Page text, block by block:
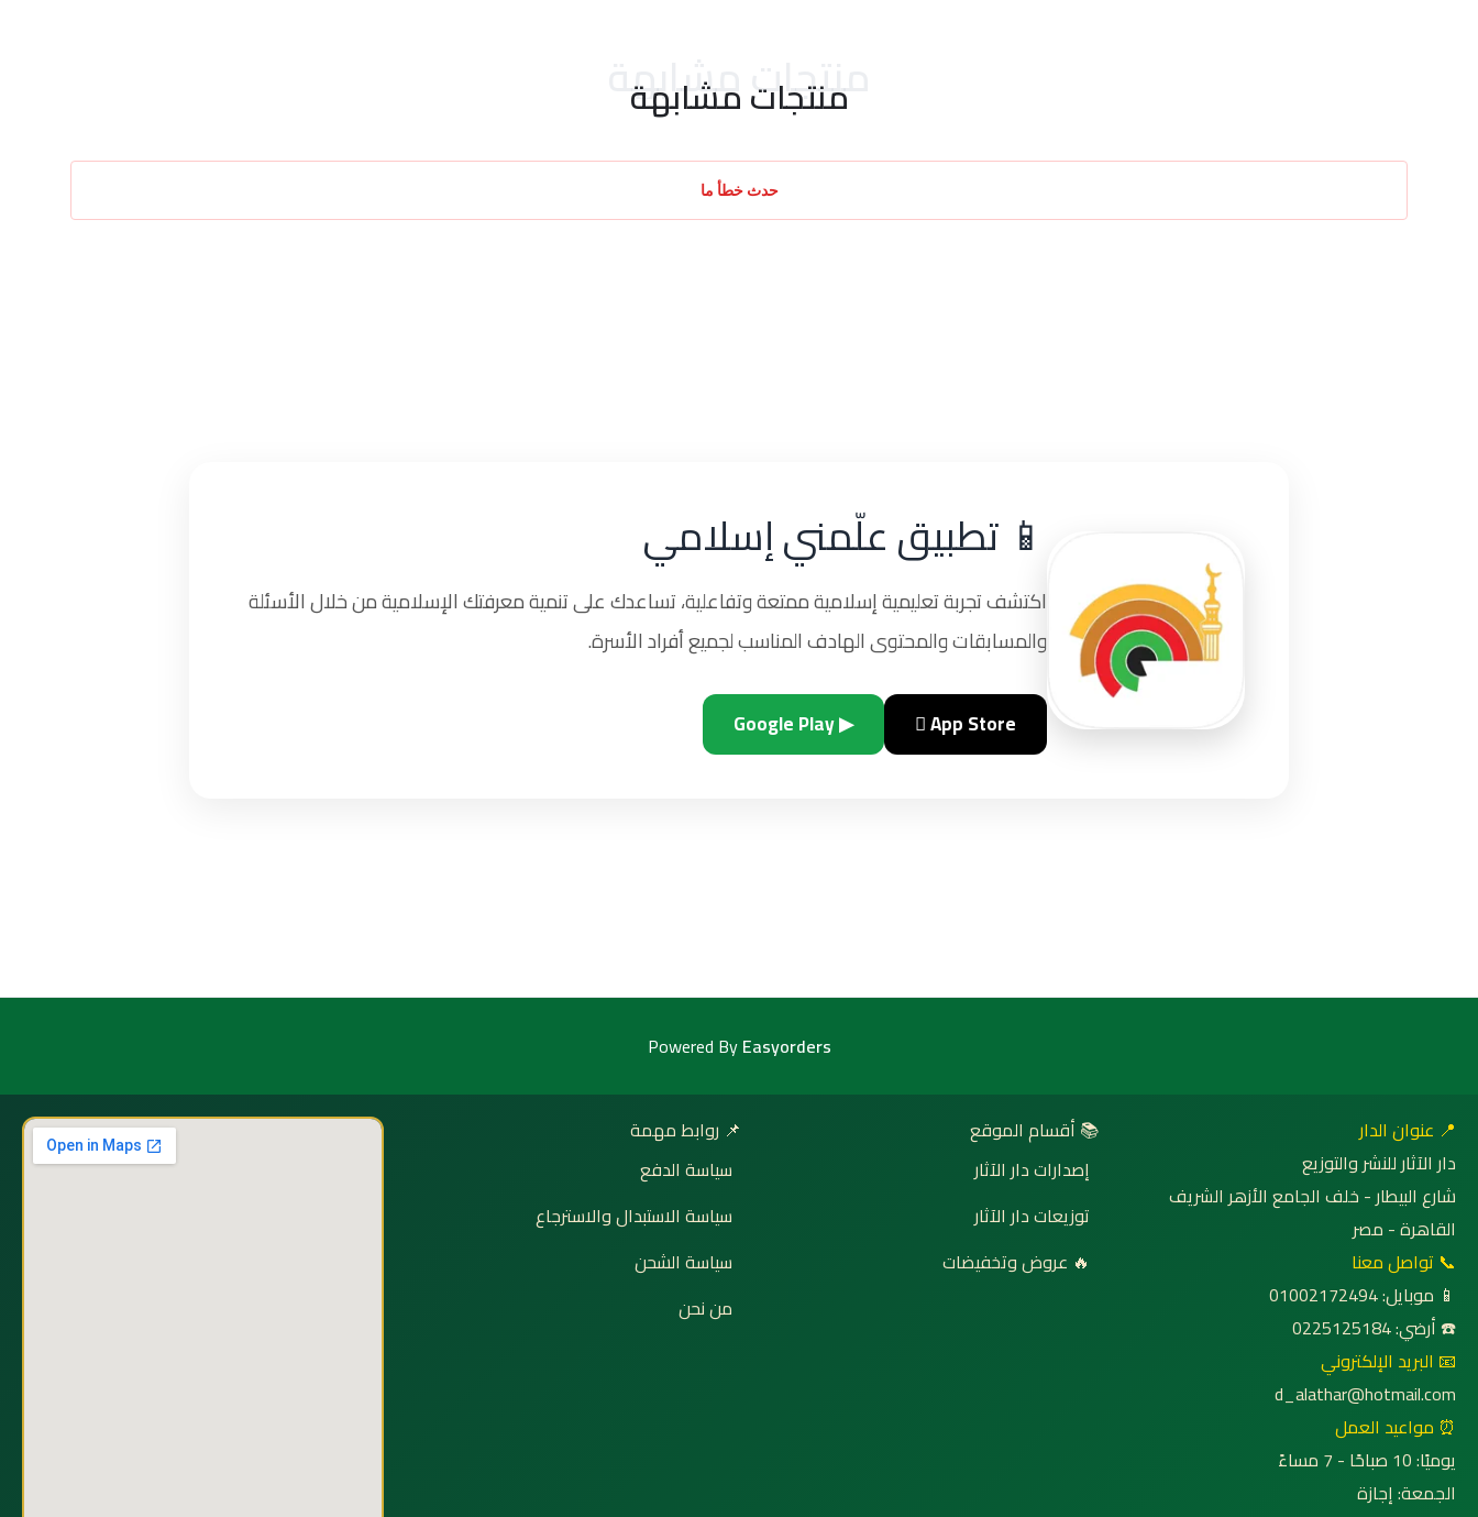
منتجات مشابهة
منتجات مشابهة
حدث خطأ ما
📱 تطبيق علّمني إسلامي
اكتشف تجربة تعليمية إسلامية ممتعة وتفاعلية، تساعدك على تنمية معرفتك الإسلامية من خلال الأسئلة
والمسابقات والمحتوى الهادف المناسب لجميع أفراد الأسرة.
 App Store
▶ Google Play
Powered ByEasyorders
📍 عنوان الدار
دار الآثار للنشر والتوزيع
شارع البيطار - خلف الجامع الأزهر الشريف
القاهرة - مصر
📞 تواصل معنا
📱 موبايل: 01002172494
☎️ أرضي: 0225125184
📧 البريد الإلكتروني
d_alathar@hotmail.com
⏰ مواعيد العمل
يوميًا: 10 صباحًا - 7 مساءً
الجمعة: إجازة
📚 أقسام الموقع
إصدارات دار الآثار
توزيعات دار الآثار
🔥 عروض وتخفيضات
📌 روابط مهمة
سياسة الدفع
سياسة الاستبدال والاسترجاع
سياسة الشحن
من نحن